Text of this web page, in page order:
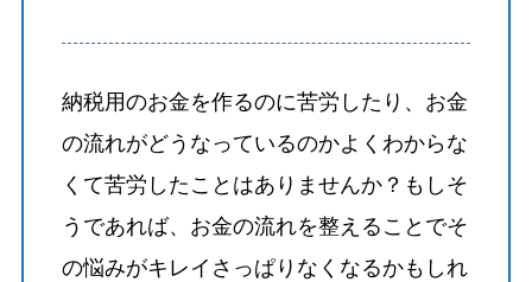
納税用のお金を作るのに苦労したり、お金
の流れがどうなっているのかよくわからな
くて苦労したことはありませんか？もしそ
うであれば、お金の流れを整えることでそ
の悩みがキレイさっぱりなくなるかもしれ